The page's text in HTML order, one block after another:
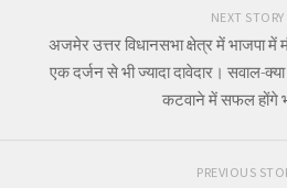
NEXT STORY
अजमेर उत्तर विधानसभा क्षेत्र में भाजपा में
एक दर्जन से भी ज्यादा दावेदार। सवाल-
कटवाने में सफल होंगे
PREVIOUS